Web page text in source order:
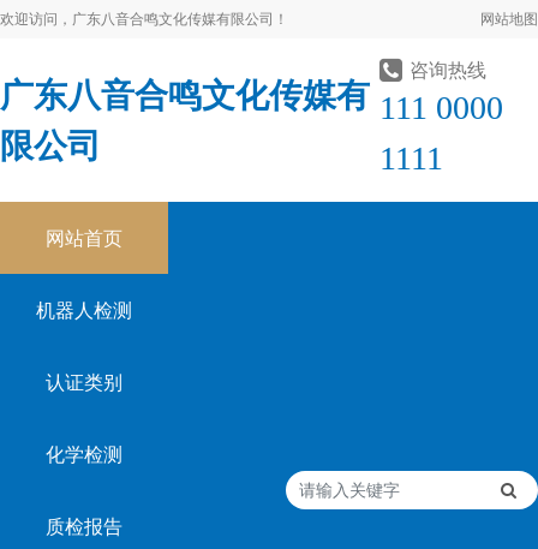
欢迎访问，广东八音合鸣文化传媒有限公司！ 网站地图
广东八音合鸣文化传媒有
限公司
咨询热线
111 0000
1111
网站首页
机器人检测
认证类别
化学检测
质检报告